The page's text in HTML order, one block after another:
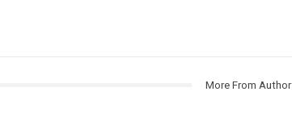
More From Author